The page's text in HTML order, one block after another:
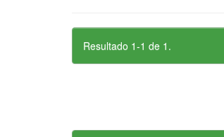
Resultado 1-1 de 1.